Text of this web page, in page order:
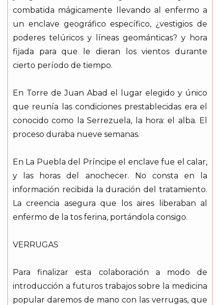
combatida mágicamente llevando al enfermo a
un enclave geográfico específico, ¿vestigios de
poderes telúricos y líneas geománticas? y hora
fijada para que le dieran los vientos durante
cierto período de tiempo.
En Torre de Juan Abad el lugar elegido y único
que reunía las condiciones prestablecidas era el
conocido como la Serrezuela, la hora: el alba. El
proceso duraba nueve semanas.
En La Puebla del Príncipe el enclave fue el calar,
y las horas del anochecer. No consta en la
información recibida la duración del tratamiento.
La creencia asegura que los aires liberaban al
enfermo de la tos ferina, portándola consigo.
VERRUGAS
Para finalizar esta colaboración a modo de
introducción a futuros trabajos sobre la medicina
popular daremos de mano con las verrugas, que